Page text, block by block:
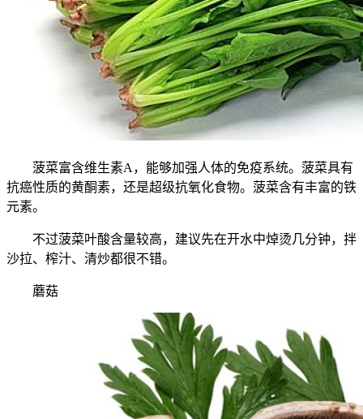
菠菜富含维生素A，能够加强人体的免疫系统。菠菜具有
抗癌性质的黄酮素，还是超级抗氧化食物。菠菜含有丰富的铁
元素。
不过菠菜叶酸含量较高，建议先在开水中焯烫几分钟，拌
沙拉、榨汁、清炒都很不错。
蘑菇